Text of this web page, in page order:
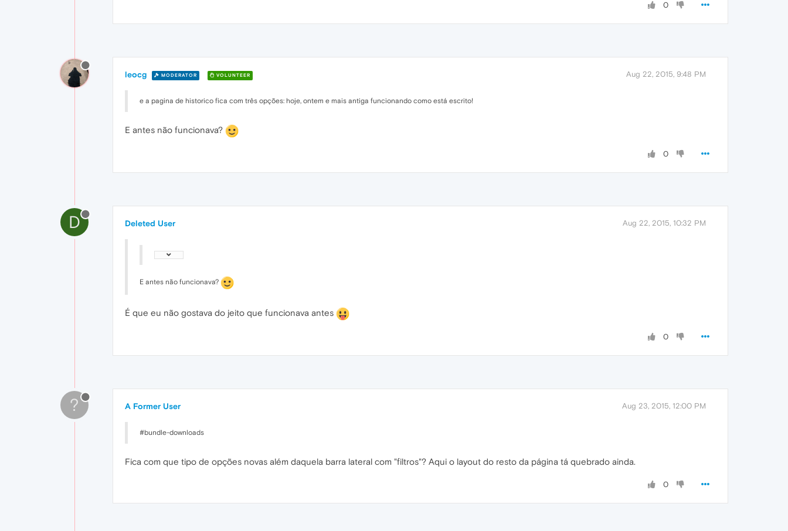
0
leocg MODERATOR VOLUNTEER Aug 22, 2015, 9:48 PM
e a pagina de historico fica com três opções: hoje, ontem e mais antiga funcionando como está escrito!
E antes não funcionava?
0
D Deleted User Aug 22, 2015, 10:32 PM
E antes não funcionava?
É que eu não gostava do jeito que funcionava antes
0
? A Former User Aug 23, 2015, 12:00 PM
#bundle-downloads
Fica com que tipo de opções novas além daquela barra lateral com "filtros"? Aqui o layout do resto da página tá quebrado ainda.
0